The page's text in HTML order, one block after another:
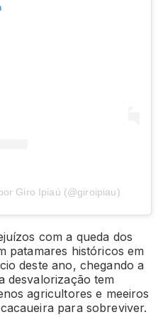
Giro Ipiaú (@giroipiau)
com a queda dos
patamares históricos em
deste ano, chegando a
desvalorização tem
agricultores e meeiros
para sobreviver.